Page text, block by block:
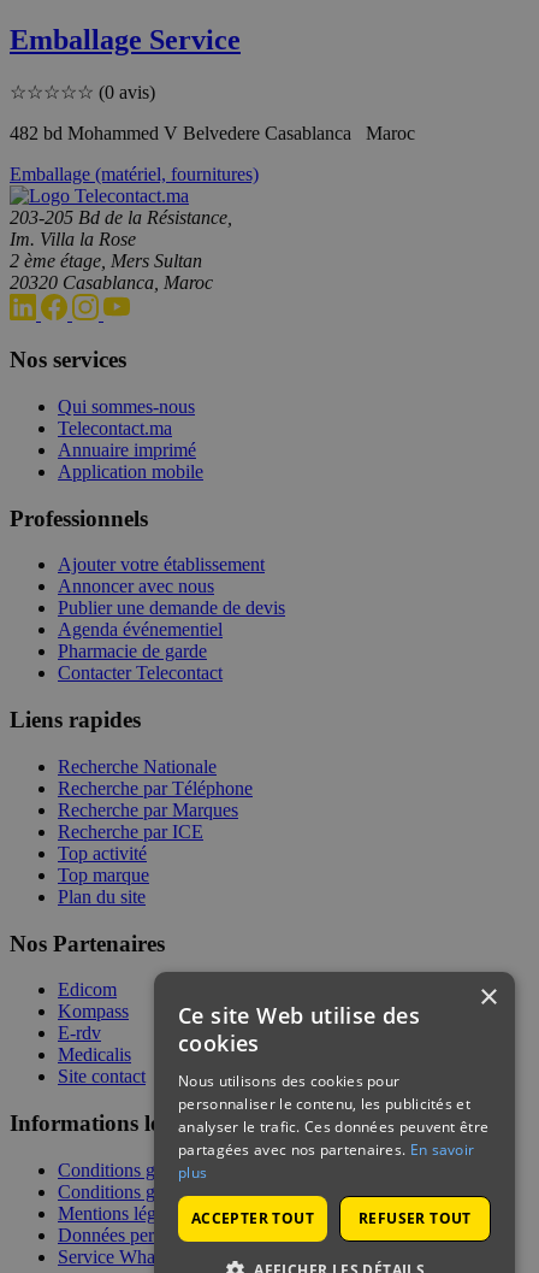
Emballage Service
☆☆☆☆☆ (0 avis)
482 bd Mohammed V Belvedere Casablanca Maroc
Emballage (matériel, fournitures)
203-205 Bd de la Résistance,
Im. Villa la Rose
2 ème étage, Mers Sultan
20320 Casablanca, Maroc
Nos services
Qui sommes-nous
Telecontact.ma
Annuaire imprimé
Application mobile
Professionnels
Ajouter votre établissement
Annoncer avec nous
Publier une demande de devis
Agenda événementiel
Pharmacie de garde
Contacter Telecontact
Liens rapides
Recherche Nationale
Recherche par Téléphone
Recherche par Marques
Recherche par ICE
Top activité
Top marque
Plan du site
Nos Partenaires
Edicom
Kompass
E-rdv
Medicalis
Site contact
Informations légales
Conditions générales de services
Conditions générales de vente
Mentions légales
Données personnelles
Service WhatsApp
×
Ce site Web utilise des
cookies
Nous utilisons des cookies pour
personnaliser le contenu, les publicités et
analyser le trafic. Ces données peuvent être
partagées avec nos partenaires. En savoir
plus
ACCEPTER TOUT REFUSER TOUT